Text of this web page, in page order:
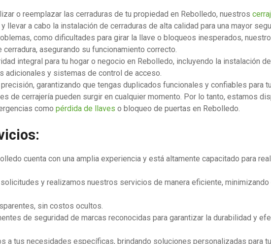
o reemplazar las cerraduras de tu propiedad en Rebolledo, nuestros
a cabo la instalación de cerraduras de alta calidad para una mayor
como dificultades para girar la llave o bloqueos inesperados,
asegurando su funcionamiento correcto.
integral para tu hogar o negocio en Rebolledo, incluyendo la instalación
adicionales y sistemas de control de acceso.
garantizando que tengas duplicados funcionales y confiables para
de cerrajería pueden surgir en cualquier momento. Por lo tanto, estamos
como pérdida de llaves o bloqueo de puertas en Rebolledo.
cuenta con una amplia experiencia y está altamente capacitado para
y realizamos nuestros servicios de manera eficiente, minimizando
sin costos ocultos.
de seguridad de marcas reconocidas para garantizar la durabilidad y
a tus necesidades específicas, brindando soluciones personalizadas para